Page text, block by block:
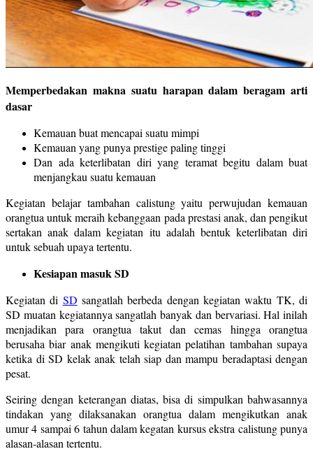
Memperbedakan makna suatu harapan dalam beragam arti
dasar
Kemauan buat mencapai suatu mimpi
Kemauan yang punya prestige paling tinggi
Dan ada keterlibatan diri yang teramat begitu dalam buat
menjangkau suatu kemauan
Kegiatan belajar tambahan calistung yaitu perwujudan kemauan
orangtua untuk meraih kebanggaan pada prestasi anak, dan pengikut
sertakan anak dalam kegiatan itu adalah bentuk keterlibatan diri
untuk sebuah upaya tertentu.
Kesiapan masuk SD
Kegiatan di SD sangatlah berbeda dengan kegiatan waktu TK, di
SD muatan kegiatannya sangatlah banyak dan bervariasi. Hal inilah
menjadikan para orangtua takut dan cemas hingga orangtua
berusaha biar anak mengikuti kegiatan pelatihan tambahan supaya
ketika di SD kelak anak telah siap dan mampu beradaptasi dengan
pesat.
Seiring dengan keterangan diatas, bisa di simpulkan bahwasannya
tindakan yang dilaksanakan orangtua dalam mengikutkan anak
umur 4 sampai 6 tahun dalam kegatan kursus ekstra calistung punya
alasan-alasan tertentu.